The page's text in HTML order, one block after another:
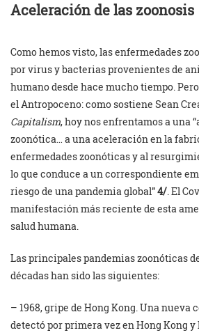
Aceleración de las zoonosis
Como hemos visto, las enfermedades
por virus y bacterias provenientes de
humano desde hace mucho tiempo.
el Antropoceno: como sostiene Sean
Capitalism, hoy nos enfrentamos a una
zoonótica… a una aceleración en la
enfermedades zoonóticas y al
lo que conduce a un correspondiente
riesgo de una pandemia global”4/. El
manifestación más reciente de esta
salud humana.
Las principales pandemias zoonóticas
décadas han sido las siguientes:
– 1968, gripe de Hong Kong. Una nueva
detectó por primera vez en Hong Kong